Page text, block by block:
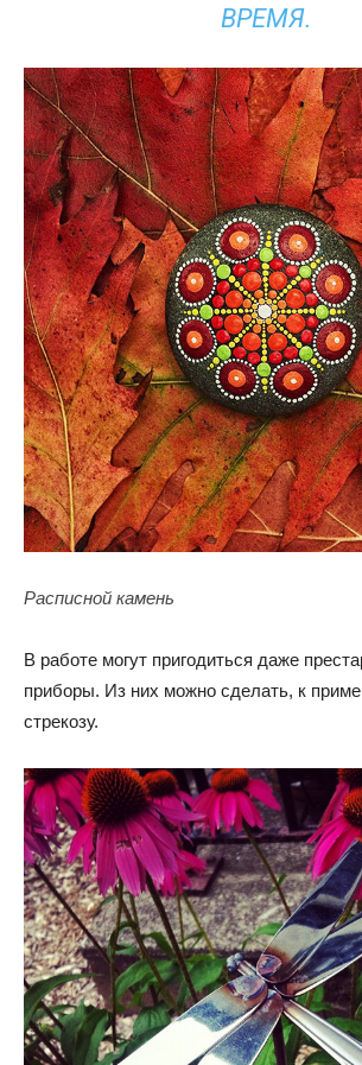
ВРЕМЯ.
Расписной камень
В работе могут пригодиться даже
приборы. Из них можно сделать, к
стрекозу.